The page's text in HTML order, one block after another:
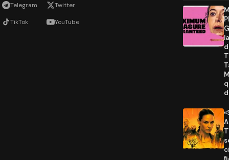
Telegram Twitter
TikTok YouTube